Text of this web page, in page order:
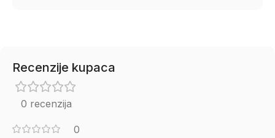
Recenzije kupaca
0 recenzija
0